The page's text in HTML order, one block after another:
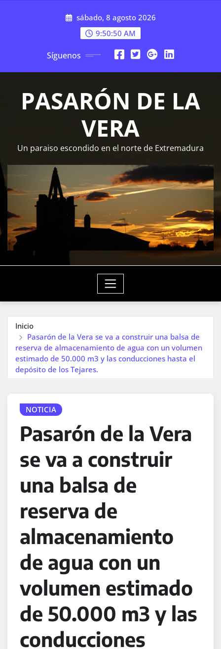
sábado, 8 agosto 2026
9:50:51 AM
Síguenos
PASARÓN DE LA
VERA
Un paraiso escondido en el norte de Extremadura
Inicio
Pasarón de la Vera se va a construir una balsa de
reserva de almacenamiento de agua con un volumen
estimado de 50.000 m3 y las conducciones hasta el
depósito de los Tejares.
NOTICIA
Pasarón de la Vera
se va a construir
una balsa de
reserva de
almacenamiento
de agua con un
volumen estimado
de 50.000 m3 y las
conducciones